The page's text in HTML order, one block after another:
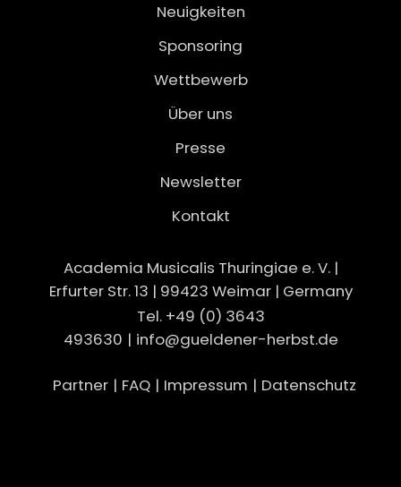
Neuigkeiten
Sponsoring
Wettbewerb
Über uns
Presse
Newsletter
Kontakt
Academia Musicalis Thuringiae e. V. |
Erfurter Str. 13 | 99423 Weimar | Germany
Tel. +49 (0) 3643
493630 | info@gueldener-herbst.de
Partner | FAQ | Impressum | Datenschutz